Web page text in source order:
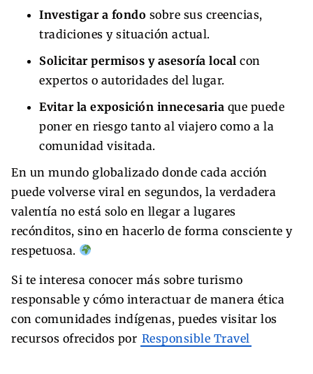
Investigar a fondo sobre sus creencias,
tradiciones y situación actual.
Solicitar permisos y asesoría local con
expertos o autoridades del lugar.
Evitar la exposición innecesaria que puede
poner en riesgo tanto al viajero como a la
comunidad visitada.
En un mundo globalizado donde cada acción
puede volverse viral en segundos, la verdadera
valentía no está solo en llegar a lugares
recónditos, sino en hacerlo de forma consciente y
respetuosa.
Si te interesa conocer más sobre turismo
responsable y cómo interactuar de manera ética
con comunidades indígenas, puedes visitar los
recursos ofrecidos por Responsible Travel